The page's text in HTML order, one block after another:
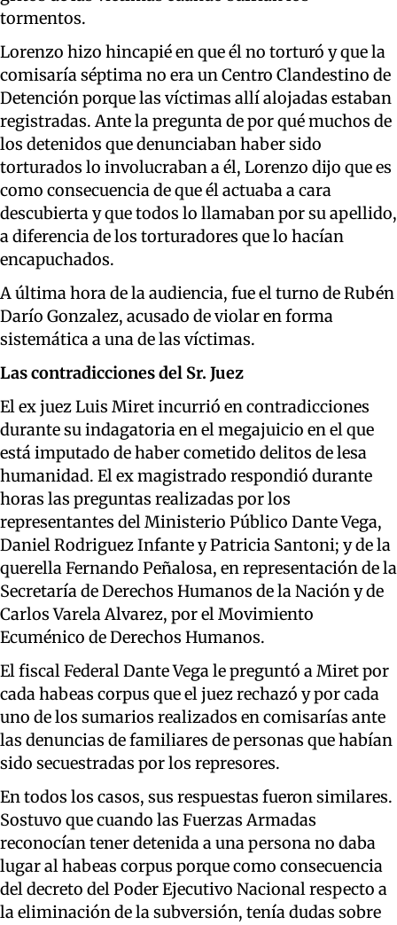
tormentos.
Lorenzo hizo hincapié en que él no torturó y que la
comisaría séptima no era un Centro Clandestino de
Detención porque las víctimas allí alojadas estaban
registradas. Ante la pregunta de por qué muchos de
los detenidos que denunciaban haber sido
torturados lo involucraban a él, Lorenzo dijo que es
como consecuencia de que él actuaba a cara
descubierta y que todos lo llamaban por su apellido,
a diferencia de los torturadores que lo hacían
encapuchados.
A última hora de la audiencia, fue el turno de Rubén
Darío Gonzalez, acusado de violar en forma
sistemática a una de las víctimas.
Las contradicciones del Sr. Juez
El ex juez Luis Miret incurrió en contradicciones
durante su indagatoria en el megajuicio en el que
está imputado de haber cometido delitos de lesa
humanidad. El ex magistrado respondió durante
horas las preguntas realizadas por los
representantes del Ministerio Público Dante Vega,
Daniel Rodriguez Infante y Patricia Santoni; y de la
querella Fernando Peñalosa, en representación de la
Secretaría de Derechos Humanos de la Nación y de
Carlos Varela Alvarez, por el Movimiento
Ecuménico de Derechos Humanos.
El fiscal Federal Dante Vega le preguntó a Miret por
cada habeas corpus que el juez rechazó y por cada
uno de los sumarios realizados en comisarías ante
las denuncias de familiares de personas que habían
sido secuestradas por los represores.
En todos los casos, sus respuestas fueron similares.
Sostuvo que cuando las Fuerzas Armadas
reconocían tener detenida a una persona no daba
lugar al habeas corpus porque como consecuencia
del decreto del Poder Ejecutivo Nacional respecto a
la eliminación de la subversión, tenía dudas sobre